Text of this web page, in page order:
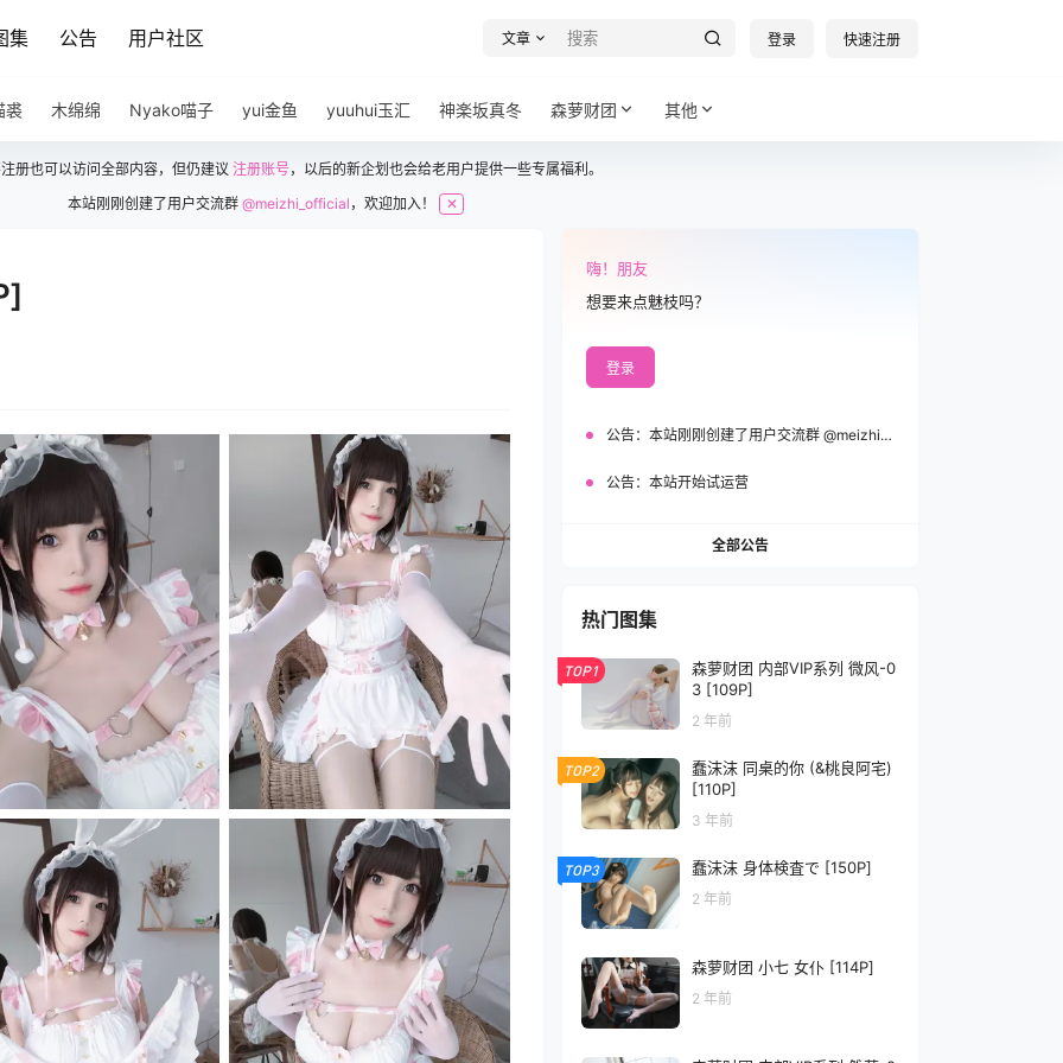
集 公告 用户社区 文章 登录 快速注册
裘 木绵绵 Nyako喵子 yui金鱼 yuuhui玉汇 神楽坂真冬 森萝财团 其他
册也可以访问全部内容，但仍建议 注册账号，以后的新企划也会给老用户提供一些专属福利。
本站刚刚创建了用户交流群@meizhi_official ，欢迎加入！ ✕
嗨！朋友
想要来点魅枝吗？
登录
公告： 本站刚刚创建了用户交流群 @meizhi_official，欢迎加入！
公告： 本站开始试运营
全部公告
热门图集
TOP1
森萝财团 内部VIP系列 微风-0
3 [109P]
2 年前
TOP2
蠢沫沫 同桌的你 (&桃良阿宅)
[110P]
3 年前
TOP3 蠢沫沫 身体検査で [150P]
2 年前
森萝财团 小七 女仆 [114P]
2 年前